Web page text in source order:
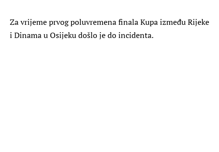
Za vrijeme prvog poluvremena finala Kupa između Rijeke
i Dinama u Osijeku došlo je do incidenta.